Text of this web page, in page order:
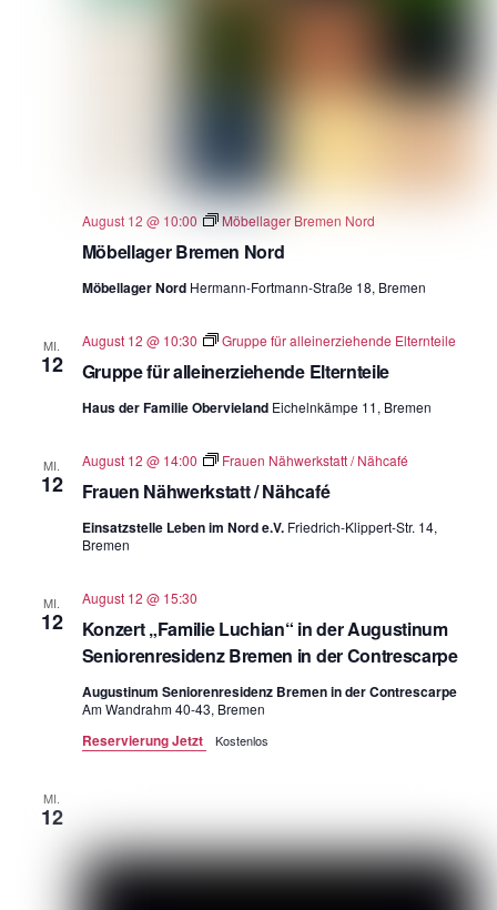
Möbellager Bremen Nord
August 12 @ 10:00 Möbellager Bremen Nord
Möbellager Nord Hermann-Fortmann-Straße 18, Bremen
MI.
12 Gruppe für alleinerziehende Elternteile
August 12 @ 10:30 Gruppe für alleinerziehende Elternteile
Haus der Familie Obervieland Eichelnkämpe 11, Bremen
MI.
12 Frauen Nähwerkstatt / Nähcafé
August 12 @ 14:00 Frauen Nähwerkstatt / Nähcafé
Einsatzstelle Leben im Nord e.V. Friedrich-Klippert-Str. 14,
Bremen
MI.
12
Konzert „Familie Luchian“ in der Augustinum
Seniorenresidenz Bremen in der Contrescarpe
August 12 @ 15:30
Augustinum Seniorenresidenz Bremen in der Contrescarpe
Am Wandrahm 40-43, Bremen
Reservierung Jetzt Kostenlos
MI.
12